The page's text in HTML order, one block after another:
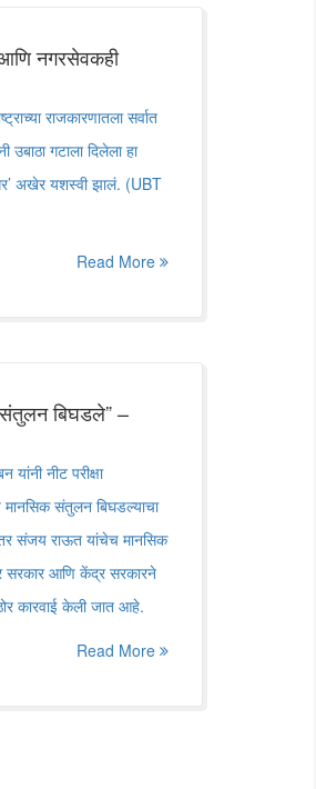
नगरसेवकही
राजकारणातला सर्वात
गटाला दिलेला हा
अखेर यशस्वी झालं. (UBT
Read More
संतुलन बिघडले” –
नीट परीक्षा
मानसिक संतुलन बिघडल्याचा
तर संजय राऊत यांचेच मानसिक
सरकार आणि केंद्र सरकारने
कारवाई केली जात आहे.
Read More